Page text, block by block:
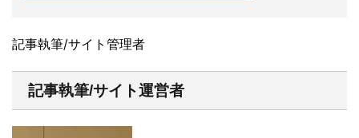
記事執筆/サイト管理者
記事執筆/サイト運営者